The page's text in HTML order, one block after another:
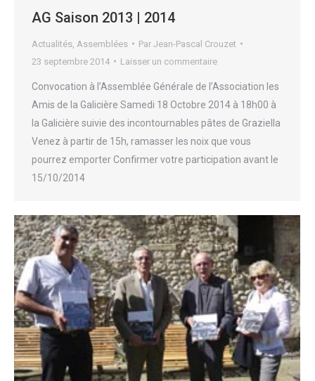
AG Saison 2013 | 2014
Actualités Assemblées Par Jean-Pascal Crouzet
23 septembre 2014
Laisser un commentaire
Convocation à l’Assemblée Générale de l’Association les
Amis de la Galicière Samedi 18 Octobre 2014 à 18h00 à
la Galicière suivie des incontournables pâtes de Graziella
Venez à partir de 15h, ramasser les noix que vous
pourrez emporter Confirmer votre participation avant le
15/10/2014